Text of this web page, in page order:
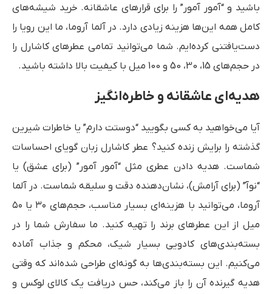
باشید و “آمور آمور” را برای قرارهای عاشقانه. خرید شیشه‌های
کامل همه این‌ها هزینه زیادی دارد. در آلما آروما، ما این رویا را
دست‌یافتنی کرده‌ایم. شما می‌توانید تمامی عطرهای کاشارل را
در حجم‌های 15، 30، 50 و 100 میل با کیفیت بالا داشته باشید.
هدیه‌ای عاشقانه و خاطره‌انگیز
آیا می‌خواهید به کسی بگویید “دوستت دارم” یا خاطرات شیرین
گذشته را برایش زنده کنید؟ عطر کاشارل زبان گویای احساسات
شماست. هدیه دادن عطری مثل “آمور آمور” (برای عشق) یا
“نوآ” (برای آرامش)، نشان‌دهنده دقت و سلیقه شماست. در آلما
آروما، می‌توانید با هزینه‌ای بسیار مناسب، حجم‌های ۳۰ یا ۵۰
میل از این عطرهای برند را تهیه کنید. ما سفارش شما را در
بسته‌بندی‌های کادویی بسیار شیک، محکم و جذاب آماده
می‌کنیم. این بسته‌بندی‌ها به گونه‌ای طراحی شده‌اند که وقتی
هدیه گیرنده آن را باز می‌کند، حس دریافت یک کالای لوکس و